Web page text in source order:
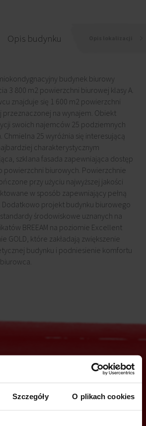
Szczegóły O plikach cookies
Opis budynku
budynek biurowy
3 800 m2 powierzchni biurowej klasy A.
znajduje się 1 600 m2 powierzchni
przeznaczonej na wynajem. Obiekt
swoich najemców 25 podziemnych
Chmielna 25 wyróżnia się interesującą
charakterystycznym
szklana fasada zapewniająca dostęp
powierzchni biurowych. Powierzchnie
przy użyciu najwyższej jakości
w sposób zapewniający pełną
Dodatkowo projekt budynku biurowego
środowiskowe uznanych na
BREEAM na poziomie Excellent
GOLD, które zakładają zwiększenie
budynku i podniesienie komfortu
tą ofertą?